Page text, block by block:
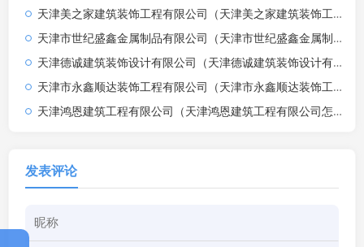
天津美之家建筑装饰工程有限公司（天津美之家建筑装饰工程有限公司怎么样）
天津市世纪盛鑫金属制品有限公司（天津市世纪盛鑫金属制品有限公司招聘）
天津德诚建筑装饰设计有限公司（天津德诚建筑装饰设计有限公司怎么样）
天津市永鑫顺达装饰工程有限公司（天津市永鑫顺达装饰工程有限公司怎么样）
天津鸿恩建筑工程有限公司（天津鸿恩建筑工程有限公司怎么样）
发表评论